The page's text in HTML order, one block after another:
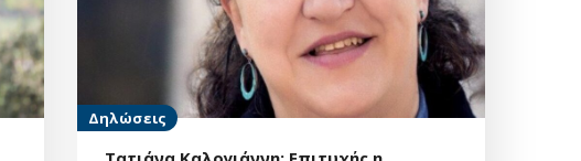
Δηλώσεις